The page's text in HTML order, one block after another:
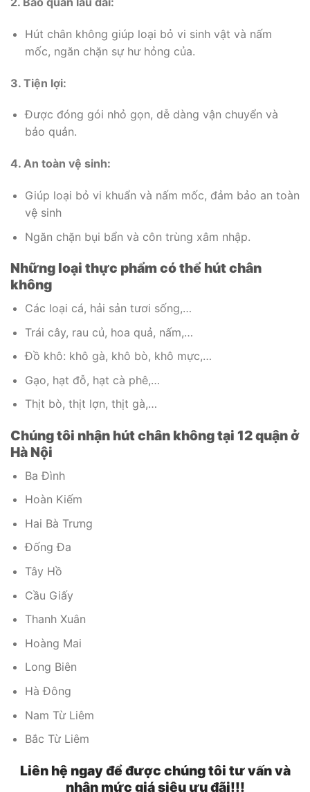
Hút chân không giúp loại bỏ vi sinh vật và nấm
mốc, ngăn chặn sự hư hỏng của.
3. Tiện lợi:
Được đóng gói nhỏ gọn, dễ dàng vận chuyển và
bảo quản.
4. An toàn vệ sinh:
Giúp loại bỏ vi khuẩn và nấm mốc, đảm bảo an toàn
vệ sinh
Ngăn chặn bụi bẩn và côn trùng xâm nhập.
Những loại thực phẩm có thể hút chân
không
Các loại cá, hải sản tươi sống,…
Trái cây, rau củ, hoa quả, nấm,…
Đồ khô: khô gà, khô bò, khô mực,…
Gạo, hạt đỗ, hạt cà phê,…
Thịt bò, thịt lợn, thịt gà,…
Chúng tôi nhận hút chân không tại 12 quận ở
Hà Nội
Ba Đình
Hoàn Kiếm
Hai Bà Trưng
Đống Đa
Tây Hồ
Cầu Giấy
Thanh Xuân
Hoàng Mai
Long Biên
Hà Đông
Nam Từ Liêm
Bắc Từ Liêm
Liên hệ ngay để được chúng tôi tư vấn và
nhận mức giá siêu ưu đãi!!!